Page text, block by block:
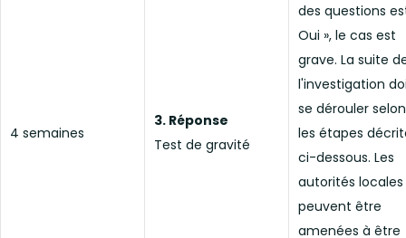
4 semaines
3. Réponse
Test de gravité
des questions
Oui », le cas est
grave. La suite
l'investigation
se dérouler selon
les étapes
ci-dessous. Les
autorités locales
peuvent être
amenées à être